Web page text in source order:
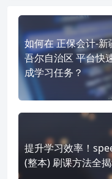
如何在 正保会计-新
吾尔自治区 平台快
成学习任务？
提升学习效率！
(整本) 刷课方法全